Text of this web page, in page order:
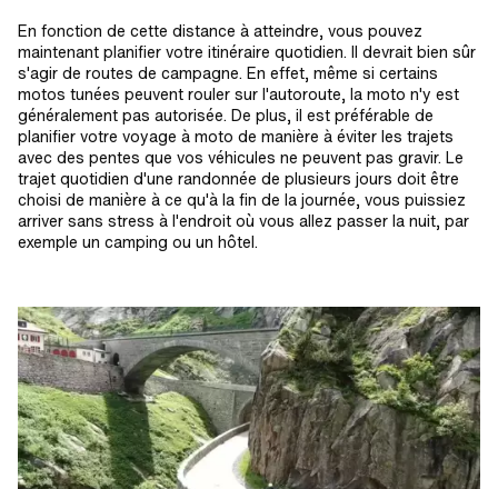
En fonction de cette distance à atteindre, vous pouvez
maintenant planifier votre itinéraire quotidien. Il devrait bien sûr
s'agir de routes de campagne. En effet, même si certains
motos tunées peuvent rouler sur l'autoroute, la moto n'y est
généralement pas autorisée. De plus, il est préférable de
planifier votre voyage à moto de manière à éviter les trajets
avec des pentes que vos véhicules ne peuvent pas gravir. Le
trajet quotidien d'une randonnée de plusieurs jours doit être
choisi de manière à ce qu'à la fin de la journée, vous puissiez
arriver sans stress à l'endroit où vous allez passer la nuit, par
exemple un camping ou un hôtel.